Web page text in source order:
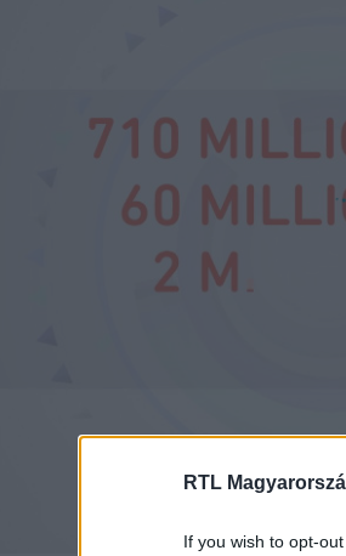
RTL
If you wish to opt-